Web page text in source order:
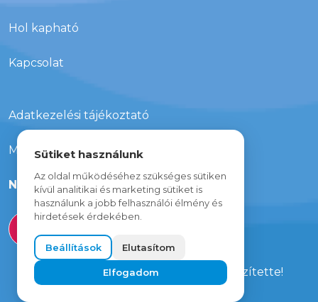
Hol kapható
Kapcsolat
Adatkezelési tájékoztató
Média megjelenések
Nyereményjáték
Minden jog fenntartva
A weboldalt aLivestudio csapata készítette!
Sütiket használunk
Az oldal működéséhez szükséges sütiken
kívül analitikai és marketing sütiket is
használunk a jobb felhasználói élmény és
hirdetések érdekében.
Beállítások Elutasítom
Elfogadom